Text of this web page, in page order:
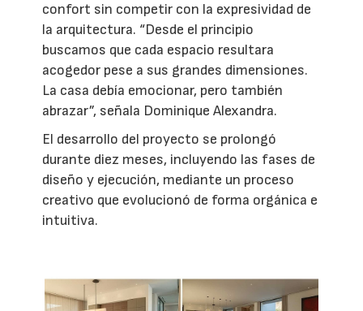
confort sin competir con la expresividad de
la arquitectura. “Desde el principio
buscamos que cada espacio resultara
acogedor pese a sus grandes dimensiones.
La casa debía emocionar, pero también
abrazar”, señala Dominique Alexandra.
El desarrollo del proyecto se prolongó
durante diez meses, incluyendo las fases de
diseño y ejecución, mediante un proceso
creativo que evolucionó de forma orgánica e
intuitiva.